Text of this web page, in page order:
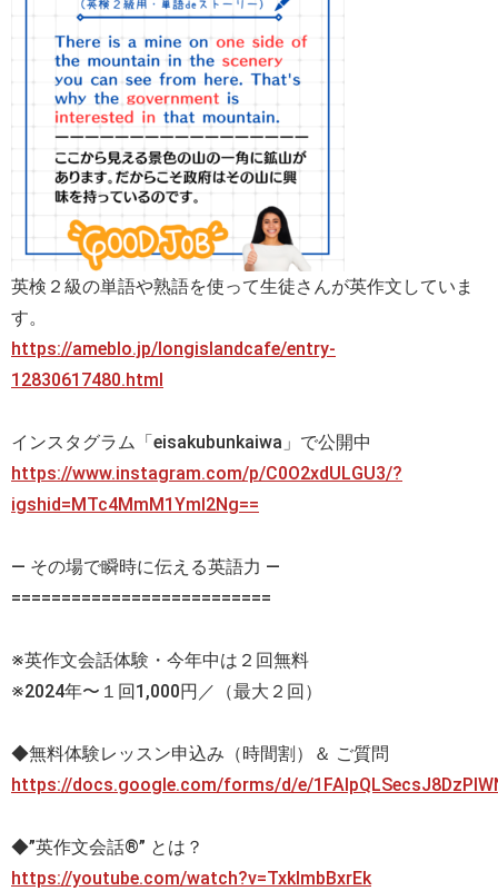
英検２級の単語や熟語を使って生徒さんが英作文していま
す。
https://ameblo.jp/longislandcafe/entry-
12830617480.html
インスタグラム「eisakubunkaiwa」で公開中
https://www.instagram.com/p/C0O2xdULGU3/?
igshid=MTc4MmM1YmI2Ng==
— その場で瞬時に伝える英語力 —
==========================
※英作文会話体験・今年中は２回無料
※2024年〜１回1,000円／（最大２回）
◆無料体験レッスン申込み（時間割）＆ ご質問
https://docs.google.com/forms/d/e/
◆”英作文会話®” とは？
https://youtube.com/watch?v=TxklmbBxrEk